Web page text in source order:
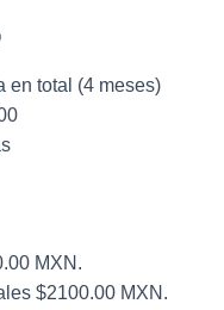
en total (4 meses)
MXN.
$2100.00 MXN.